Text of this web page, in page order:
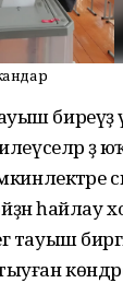
ҙә
һайлау
тауыш